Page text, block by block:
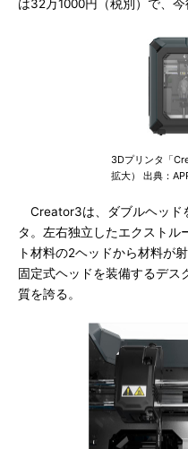
は32万1000円（税別）で、今
3Dプリンタ「
拡大） 出典：
Creator3は、ダブルヘッド
タ。左右独立したエクストル
ト材料の2ヘッドから材料が
固定式ヘッドを装備するデス
質を誇る。